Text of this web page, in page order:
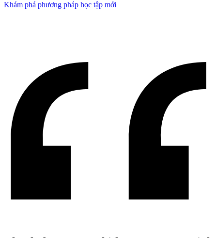
Khám phá phương pháp học tập mới